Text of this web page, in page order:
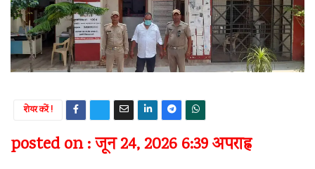
शेयर करें !
posted on : जून 24, 2026 6:39 अपराह्न